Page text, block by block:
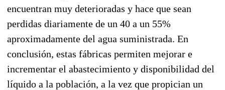
encuentran muy deterioradas y hace que sean
perdidas diariamente de un 40 a un 55%
aproximadamente del agua suministrada. En
conclusión, estas fábricas permiten mejorar e
incrementar el abastecimiento y disponibilidad del
líquido a la población, a la vez que propician un